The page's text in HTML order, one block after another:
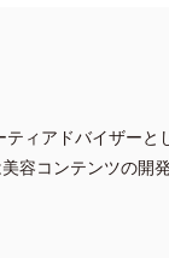
ィアドバイザーと
容コンテンツの開